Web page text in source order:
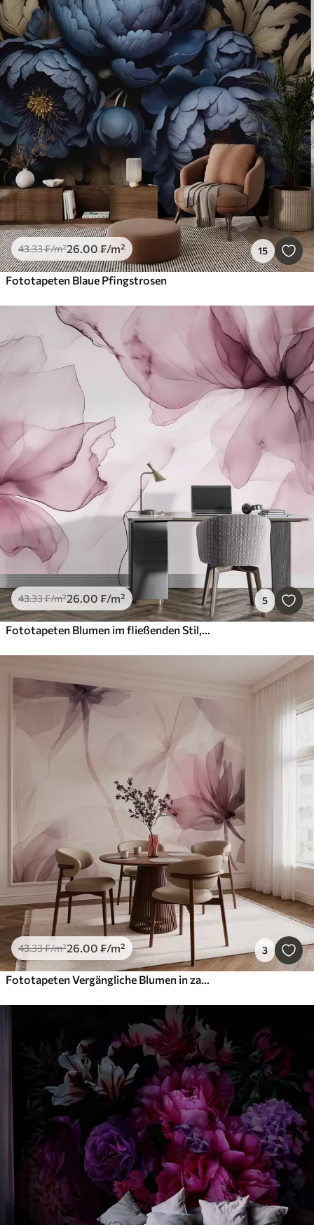
43.33₣/m²26.00 ₣/m² 15
Fototapeten Blaue Pfingstrosen
43.33₣/m²26.00 ₣/m² 5
Fototapeten Blumen im fließenden Stil, florale Abstraktion, Aquarell, rosa Farbpalette
43.33₣/m²26.00 ₣/m² 3
Fototapeten Vergängliche Blumen in zarten Pastellfarben